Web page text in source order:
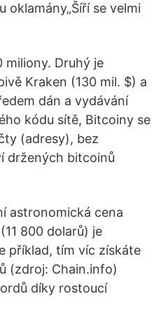
se velmi
miliony. Druhý je
Kraken (130 mil. $) a
dán a vydávání
kódu sítě, Bitcoiny se
(adresy), bez
držených bitcoinů
astronomická cena
800 dolarů) je
příklad, tím víc získáte
(zdroj: Chain.info)
díky rostoucí